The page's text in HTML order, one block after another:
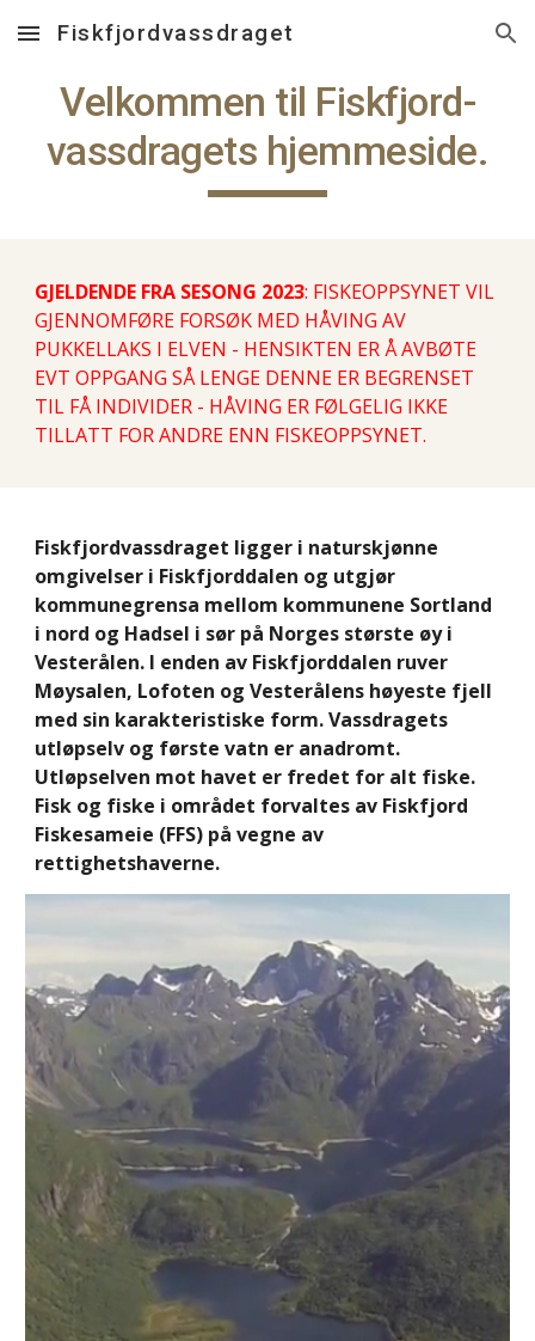
Skip to main content Skip to navigation
Fiskfjordvassdraget
Velkommen til Fiskfjord-
vassdragets hjemmeside.
GJELDENDE FRA SESONG 2023: FISKEOPPSYNET VIL
GJENNOMFØRE FORSØK MED HÅVING AV
PUKKELLAKS I ELVEN - HENSIKTEN ER Å AVBØTE
EVT OPPGANG SÅ LENGE DENNE ER BEGRENSET
TIL FÅ INDIVIDER - HÅVING ER FØLGELIG IKKE
TILLATT FOR ANDRE ENN FISKEOPPSYNET.
Fiskfjordvassdraget ligger i naturskjønne
omgivelser i Fiskfjorddalen og utgjør
kommunegrensa mellom kommunene Sortland
i nord og Hadsel i sør på Norges største øy i
Vesterålen. I enden av Fiskfjorddalen ruver
Møysalen, Lofoten og Vesterålens høyeste fjell
med sin karakteristiske form. Vassdragets
utløpselv og første vatn er anadromt.
Utløpselven mot havet er fredet for alt fiske.
Fisk og fiske i området forvaltes av Fiskfjord
Fiskesameie (FFS) på vegne av
rettighetshaverne.